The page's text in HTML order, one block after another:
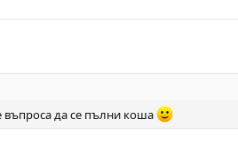
въпроса да се пълни коша